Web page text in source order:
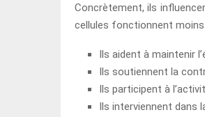
Concrètement, ils
cellules fonctionnent
Ils aident à maintenir
Ils soutiennent la
Ils participent à
Ils interviennent dans